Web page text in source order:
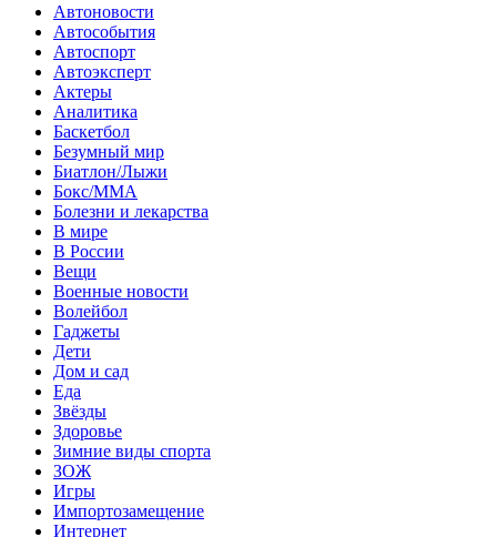
Автоновости
Автособытия
Автоспорт
Автоэксперт
Актеры
Аналитика
Баскетбол
Безумный мир
Биатлон/Лыжи
Бокс/MMA
Болезни и лекарства
В мире
В России
Вещи
Военные новости
Волейбол
Гаджеты
Дети
Дом и сад
Еда
Звёзды
Здоровье
Зимние виды спорта
ЗОЖ
Игры
Импортозамещение
Интернет